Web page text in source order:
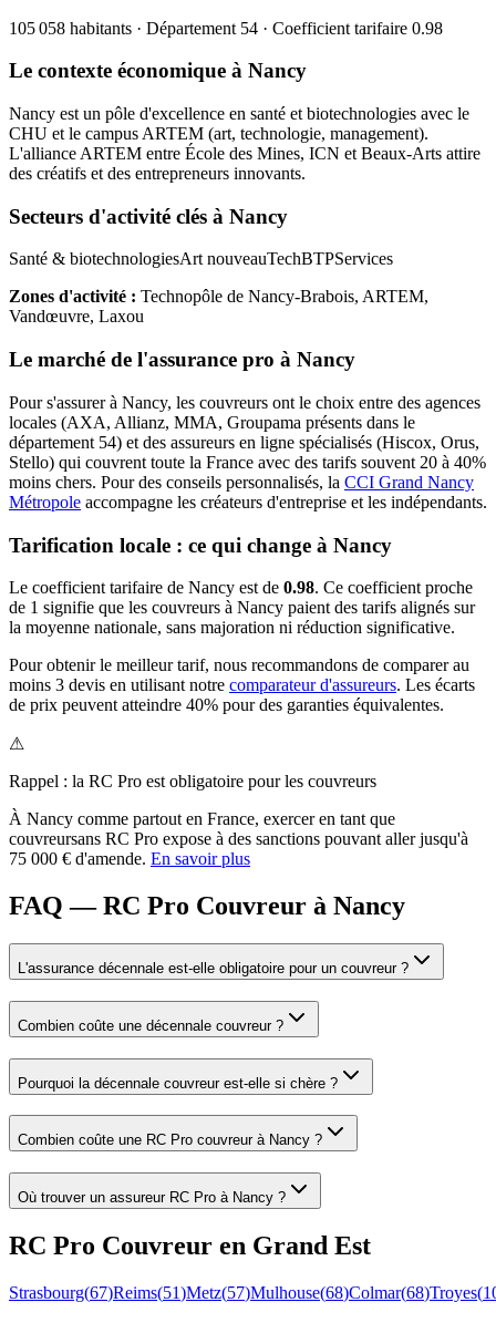
105 058 habitants · Département 54 · Coefficient tarifaire 0.98
Le contexte économique à Nancy
Nancy est un pôle d'excellence en santé et biotechnologies avec le
CHU et le campus ARTEM (art, technologie, management).
L'alliance ARTEM entre École des Mines, ICN et Beaux-Arts attire
des créatifs et des entrepreneurs innovants.
Secteurs d'activité clés à Nancy
Santé & biotechnologiesArt nouveauTechBTPServices
Zones d'activité : Technopôle de Nancy-Brabois, ARTEM,
Vandœuvre, Laxou
Le marché de l'assurance pro à Nancy
Pour s'assurer à Nancy, les couvreurs ont le choix entre des agences
locales (AXA, Allianz, MMA, Groupama présents dans le
département 54) et des assureurs en ligne spécialisés (Hiscox, Orus,
Stello) qui couvrent toute la France avec des tarifs souvent 20 à 40%
moins chers. Pour des conseils personnalisés, la CCI Grand Nancy
Métropole accompagne les créateurs d'entreprise et les indépendants.
Tarification locale : ce qui change à Nancy
Le coefficient tarifaire de Nancy est de 0.98. Ce coefficient proche
de 1 signifie que les couvreurs à Nancy paient des tarifs alignés sur
la moyenne nationale, sans majoration ni réduction significative.
Pour obtenir le meilleur tarif, nous recommandons de comparer au
moins 3 devis en utilisant notre comparateur d'assureurs. Les écarts
de prix peuvent atteindre 40% pour des garanties équivalentes.
⚠
Rappel : la RC Pro est obligatoire pour les couvreurs
À Nancy comme partout en France, exercer en tant que
couvreursans RC Pro expose à des sanctions pouvant aller jusqu'à
75 000 € d'amende. En savoir plus
FAQ — RC Pro Couvreur à Nancy
L'assurance décennale est-elle obligatoire pour un couvreur ?
Combien coûte une décennale couvreur ?
Pourquoi la décennale couvreur est-elle si chère ?
Combien coûte une RC Pro couvreur à Nancy ?
Où trouver un assureur RC Pro à Nancy ?
RC Pro Couvreur en Grand Est
Strasbourg(67)Reims(51)Metz(57)Mulhouse(68)Colmar(68)Troyes(